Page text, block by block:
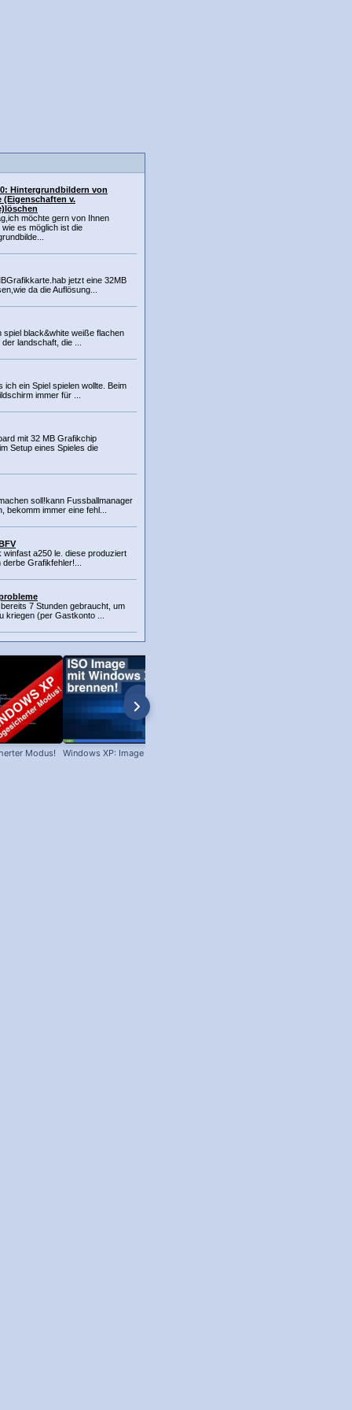
Hintergrundbildern von
(Eigenschaften v.
möchte gern von Ihnen
es möglich ist die
jetzt eine 32MB
da die Auflösung...
spiel black&white weiße flachen
landschaft, die ...
ich ein Spiel spielen wollte. Beim
immer für ...
mit 32 MB Grafikchip
Setup eines Spieles die
soll!kann Fussballmanager
bekomm immer eine fehl...
winfast a250 le. diese produziert
Grafikfehler!...
7 Stunden gebraucht, um
kriegen (per Gastkonto ...
Modus! Windows XP: Image brennen!